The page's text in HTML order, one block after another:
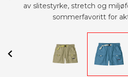
av slitestyrke, stretch og
sommerfavoritt for